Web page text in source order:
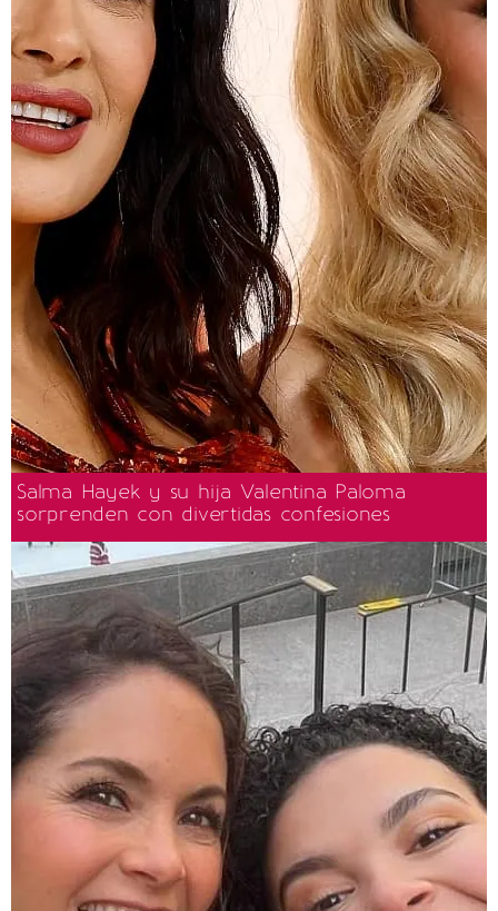
Salma Hayek y su hija Valentina Paloma
sorprenden con divertidas confesiones